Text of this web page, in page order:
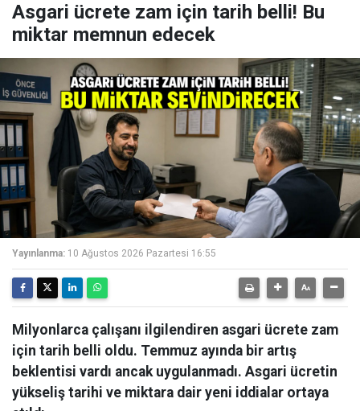
Asgari ücrete zam için tarih belli! Bu
miktar memnun edecek
Yayınlanma: 10 Ağustos 2026 Pazartesi 16:55
Milyonlarca çalışanı ilgilendiren asgari ücrete zam
için tarih belli oldu. Temmuz ayında bir artış
beklentisi vardı ancak uygulanmadı. Asgari ücretin
yükseliş tarihi ve miktara dair yeni iddialar ortaya